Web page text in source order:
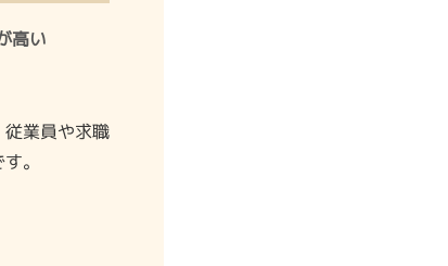
高い
業員や求職
。